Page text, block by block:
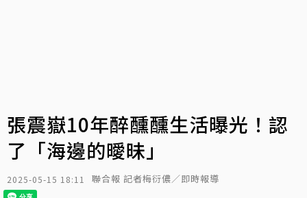
張震嶽10年醉醺醺生活曝光！認
了「海邊的曖昧」
2025-05-15 18:11 聯合報 記者梅衍儂／即時報導